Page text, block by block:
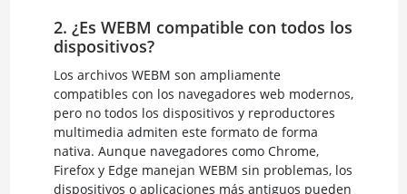
2. ¿Es WEBM compatible con todos los
dispositivos?
Los archivos WEBM son ampliamente
compatibles con los navegadores web modernos,
pero no todos los dispositivos y reproductores
multimedia admiten este formato de forma
nativa. Aunque navegadores como Chrome,
Firefox y Edge manejan WEBM sin problemas, los
dispositivos o aplicaciones más antiguos pueden